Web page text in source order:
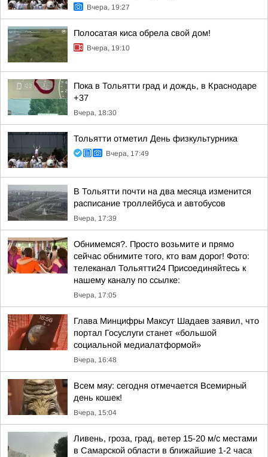
Вчера, 19:27
Полосатая киса обрела свой дом!
Вчера, 19:10
Пока в Тольятти град и дождь, в Краснодаре
+37
Вчера, 18:30
Тольятти отметил День физкультурника
Вчера, 17:49
В Тольятти почти на два месяца изменится
расписание троллейбуса и автобусов
Вчера, 17:39
Обнимемся?. Просто возьмите и прямо
сейчас обнимите того, кто вам дорог! Фото:
телеканал Тольятти24 Присоединяйтесь к
нашему каналу по ссылке:
Вчера, 17:05
Глава Минцифры Максут Шадаев заявил, что
портал Госуслуги станет «большой
социальной медиалатформой»
Вчера, 16:48
Всем мяу: сегодня отмечается Всемирный
день кошек!
Вчера, 15:04
Ливень, гроза, град, ветер 15-20 м/с местами
в Самарской области в ближайшие 1-2 часа